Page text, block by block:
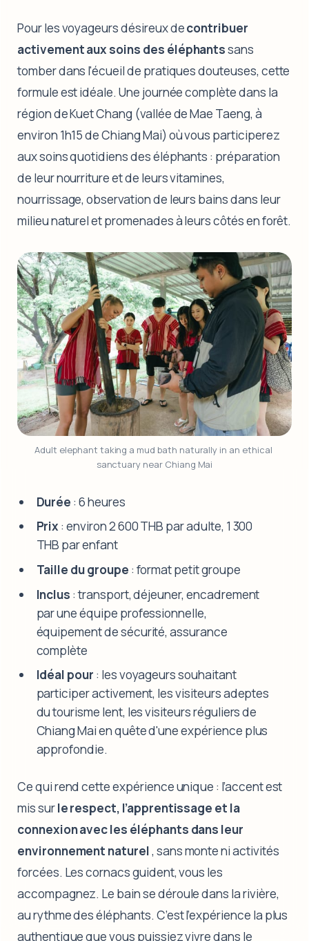
Pour les voyageurs désireux decontribuer
activement aux soins des éléphantssans
tomber dans l'écueil de pratiques douteuses, cette
formule est idéale. Une journée complète dans la
région de Kuet Chang (vallée de Mae Taeng, à
environ 1h15 de Chiang Mai) où vous participerez
aux soins quotidiens des éléphants : préparation
de leur nourriture et de leurs vitamines,
nourrissage, observation de leurs bains dans leur
milieu naturel et promenades à leurs côtés en forêt.
Adult elephant taking a mud bath naturally in an ethical
sanctuary near Chiang Mai
Durée : 6 heures
Prix : environ 2 600 THB par adulte, 1 300
THB par enfant
Taille du groupe : format petit groupe
Inclus : transport, déjeuner, encadrement
par une équipe professionnelle,
équipement de sécurité, assurance
complète
Idéal pour : les voyageurs souhaitant
participer activement, les visiteurs adeptes
du tourisme lent, les visiteurs réguliers de
Chiang Mai en quête d'une expérience plus
approfondie.
Ce qui rend cette expérience unique : l’accent est
mis surle respect, l’apprentissage et la
connexion avec les éléphants dans leur
environnement naturel, sans monte ni activités
forcées. Les cornacs guident, vous les
accompagnez. Le bain se déroule dans la rivière,
au rythme des éléphants. C’est l’expérience la plus
authentique que vous puissiez vivre dans le